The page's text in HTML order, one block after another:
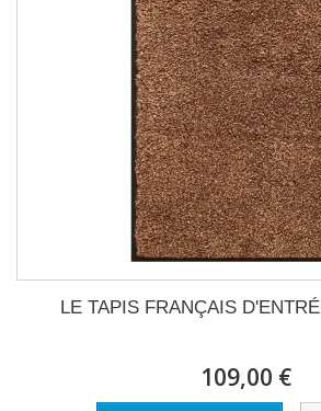
LE TAPIS FRANÇAIS
109,00 €